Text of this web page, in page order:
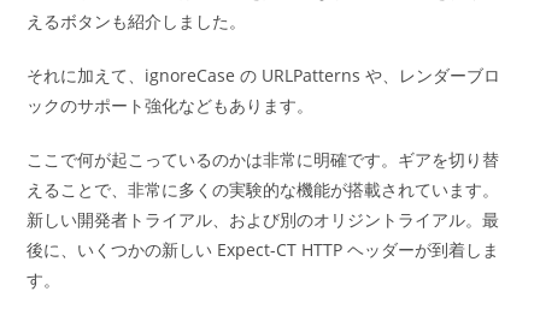
えるボタンも紹介しました。
それに加えて、ignoreCase の URLPatterns や、レンダーブロ
ックのサポート強化などもあります。
ここで何が起こっているのかは非常に明確です。ギアを切り替
えることで、非常に多くの実験的な機能が搭載されています。
新しい開発者トライアル、および別のオリジントライアル。最
後に、いくつかの新しい Expect-CT HTTP ヘッダーが到着しま
す。